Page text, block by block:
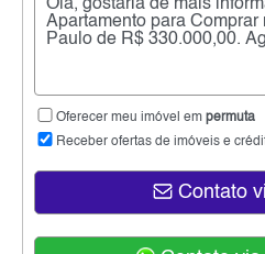
Oferecer meu imóvel em permuta
Receber ofertas de imóveis e
Contato